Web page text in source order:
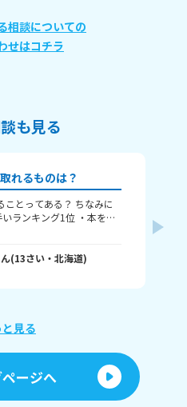
相談についての
せはコチラ
も見る
れるものは？
とってある？ ちなみに
ランキング1位 ・本を読
くれたら嬉しいです！ じ
(13さい・ 北海道)
見る
ージへ